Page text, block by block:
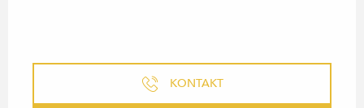
KONTAKT